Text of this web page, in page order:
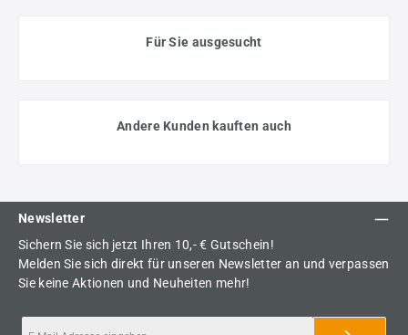
Für Sie ausgesucht
Andere Kunden kauften auch
Newsletter
Sichern Sie sich jetzt Ihren 10,- € Gutschein!
Melden Sie sich direkt für unseren Newsletter an und verpassen
Sie keine Aktionen und Neuheiten mehr!